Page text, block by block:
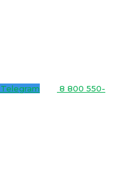
Telegram
8 800 550-